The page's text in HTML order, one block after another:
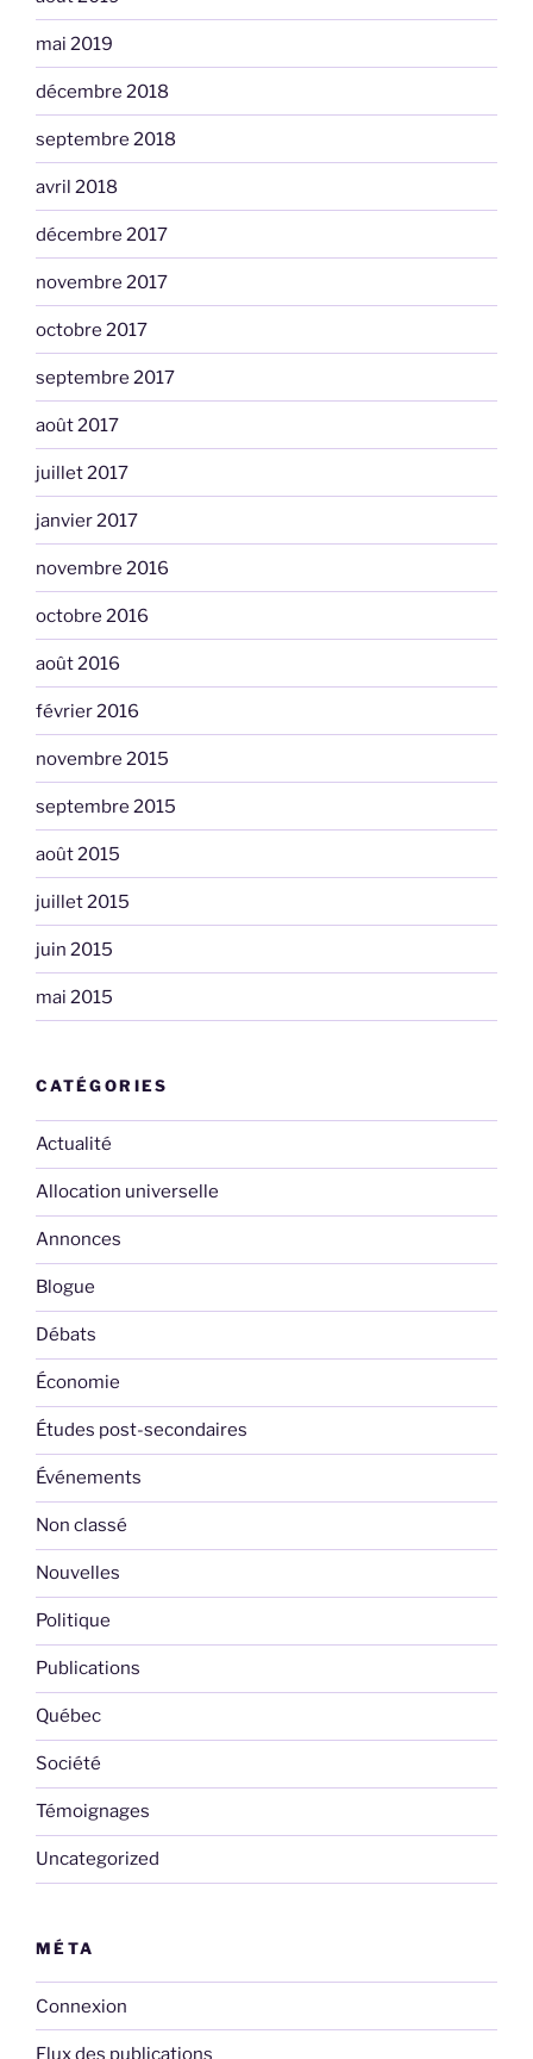
mai 2019
décembre 2018
septembre 2018
avril 2018
décembre 2017
novembre 2017
octobre 2017
septembre 2017
août 2017
juillet 2017
janvier 2017
novembre 2016
octobre 2016
août 2016
février 2016
novembre 2015
septembre 2015
août 2015
juillet 2015
juin 2015
mai 2015
CATÉGORIES
Actualité
Allocation universelle
Annonces
Blogue
Débats
Économie
Études post-secondaires
Événements
Non classé
Nouvelles
Politique
Publications
Québec
Société
Témoignages
Uncategorized
MÉTA
Connexion
Flux des publications